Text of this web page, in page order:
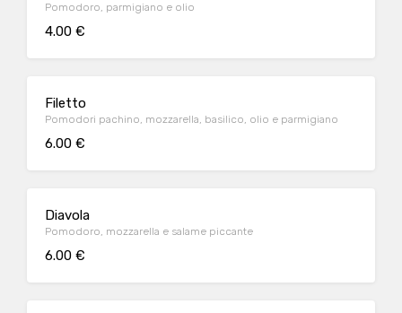
Pomodoro, parmigiano e olio
4.00 €
Filetto
Pomodori pachino, mozzarella, basilico, olio e parmigiano
6.00 €
Diavola
Pomodoro, mozzarella e salame piccante
6.00 €